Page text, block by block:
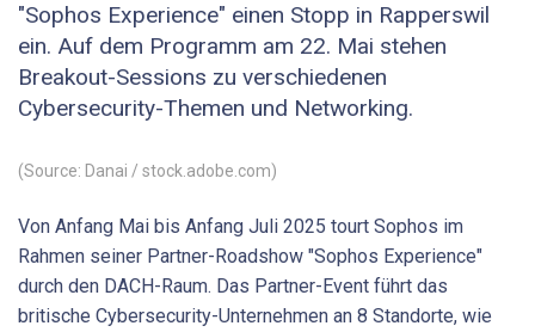
"Sophos Experience" einen Stopp in Rapperswil
ein. Auf dem Programm am 22. Mai stehen
Breakout-Sessions zu verschiedenen
Cybersecurity-Themen und Networking.
(Source: Danai / stock.adobe.com)
Von Anfang Mai bis Anfang Juli 2025 tourt Sophos im
Rahmen seiner Partner-Roadshow "Sophos Experience"
durch den DACH-Raum. Das Partner-Event führt das
britische Cybersecurity-Unternehmen an 8 Standorte, wie